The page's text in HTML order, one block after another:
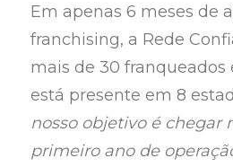
Em apenas 6 meses de
franchising, a Rede
mais de 30 franqueados
está presente em 8
nosso objetivo é chegar
primeiro ano de